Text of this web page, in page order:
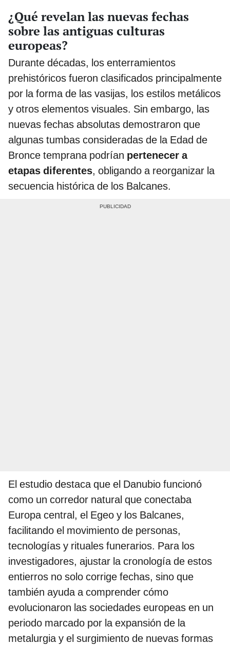
¿Qué revelan las nuevas fechas
sobre las antiguas culturas
europeas?
Durante décadas, los enterramientos
prehistóricos fueron clasificados principalmente
por la forma de las vasijas, los estilos metálicos
y otros elementos visuales. Sin embargo, las
nuevas fechas absolutas demostraron que
algunas tumbas consideradas de la Edad de
Bronce temprana podrían pertenecer a
etapas diferentes, obligando a reorganizar la
secuencia histórica de los Balcanes.
El estudio destaca que el Danubio funcionó
como un corredor natural que conectaba
Europa central, el Egeo y los Balcanes,
facilitando el movimiento de personas,
tecnologías y rituales funerarios. Para los
investigadores, ajustar la cronología de estos
entierros no solo corrige fechas, sino que
también ayuda a comprender cómo
evolucionaron las sociedades europeas en un
periodo marcado por la expansión de la
metalurgia y el surgimiento de nuevas formas